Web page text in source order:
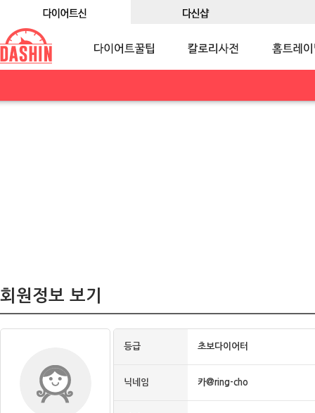
회원정보 보기
등급 초보다이어터
닉네임 카@ring-cho